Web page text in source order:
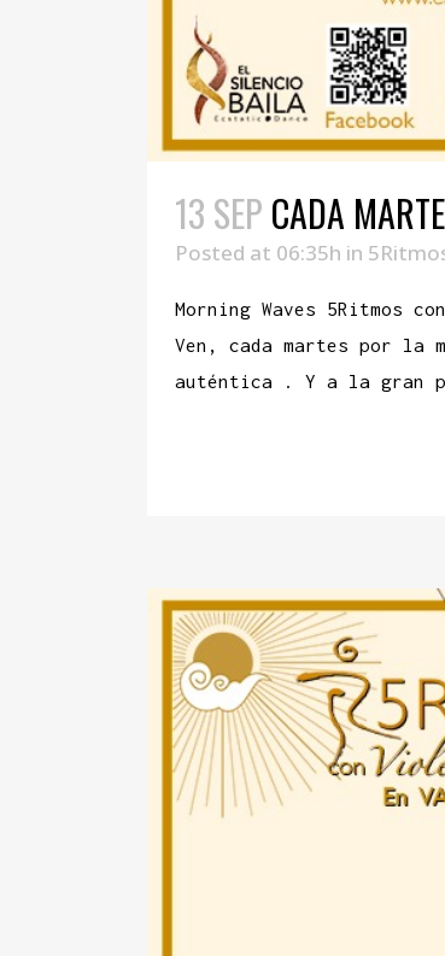
13 SEP CADA
Posted at 06:35h in
Morning Waves 5Ritmos
Ven, cada martes por la
auténtica . Y a la gran